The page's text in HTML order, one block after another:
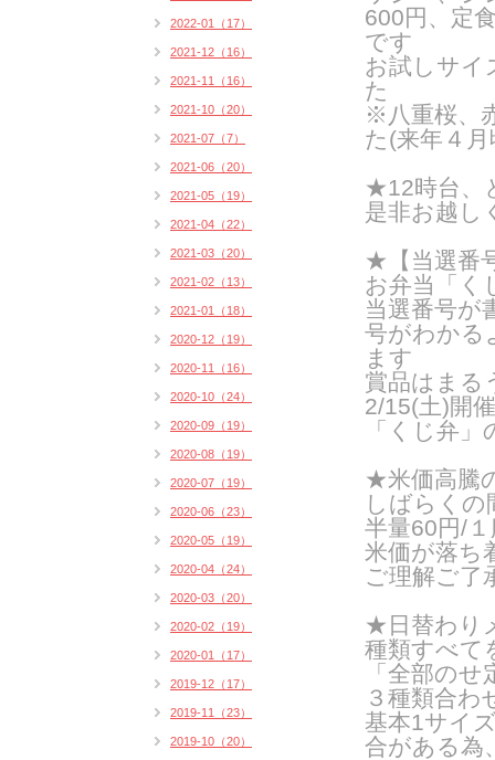
600円、定
です
お試しサイ
た
※八重桜、
た(来年４月
★12時台、
是非お越し
★【当選番
お弁当「く
当選番号が
号がわかる
ます
賞品はまる
2/15(土)開
「くじ弁
★米価高騰
しばらくの
半量60円/
米価が落ち
ご理解ご了
★日替わり
種類すべて
「全部の
３種類合わ
基本1サイ
合がある為
2022-01（17）
2021-12（16）
2021-11（16）
2021-10（20）
2021-07（7）
2021-06（20）
2021-05（19）
2021-04（22）
2021-03（20）
2021-02（13）
2021-01（18）
2020-12（19）
2020-11（16）
2020-10（24）
2020-09（19）
2020-08（19）
2020-07（19）
2020-06（23）
2020-05（19）
2020-04（24）
2020-03（20）
2020-02（19）
2020-01（17）
2019-12（17）
2019-11（23）
2019-10（20）